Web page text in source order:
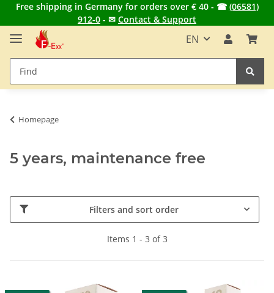
Free shipping in Germany for orders over € 40 - ☎ (06581)
912-0 - ✉ Contact & Support
EN
Homepage
5 years, maintenance free
Filters and sort order
Items 1 - 3 of 3